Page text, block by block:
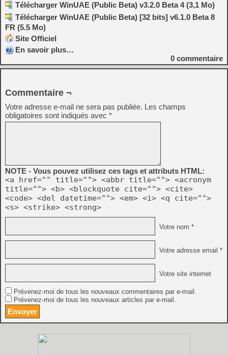
Télécharger WinUAE (Public Beta) v3.2.0 Beta 4 (3,1 Mo)
Télécharger WinUAE (Public Beta) [32 bits] v6.1.0 Beta 8
FR (5.5 Mo)
Site Officiel
En savoir plus…
0 commentaire
Commentaire ¬
Votre adresse e-mail ne sera pas publiée. Les champs
obligatoires sont indiqués avec *
NOTE - Vous pouvez utilisez ces tags et attributs HTML:
<a href="" title=""> <abbr title=""> <acronym
title=""> <b> <blockquote cite=""> <cite>
<code> <del datetime=""> <em> <i> <q cite="">
<s> <strike> <strong>
Votre nom *
Votre adresse email *
Votre site internet
Prévenez-moi de tous les nouveaux commentaires par e-mail.
Prévenez-moi de tous les nouveaux articles par e-mail.